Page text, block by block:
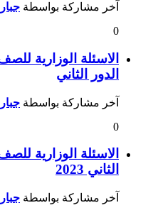
آخر مشاركة بواسطة
0
الدور الثاني
آخر مشاركة بواسطة
0
الاسئلة الوزارية
الثاني 2023
آخر مشاركة بواسطة